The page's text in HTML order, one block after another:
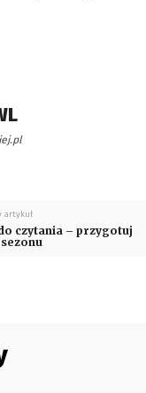
artykuł
czytania – przygotuj